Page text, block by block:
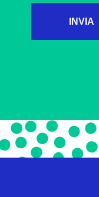
INVIA